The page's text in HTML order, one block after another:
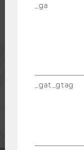
MITARBEITENDE
_ga
_gat_gtag